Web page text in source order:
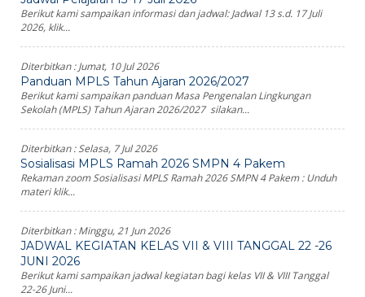
Berikut kami sampaikan informasi dan jadwal: Jadwal 13 s.d. 17 Juli
2026, klik...
Diterbitkan :Jumat, 10 Jul 2026
Panduan MPLS Tahun Ajaran 2026/2027
Berikut kami sampaikan panduan Masa Pengenalan Lingkungan
Sekolah (MPLS) Tahun Ajaran 2026/2027 silakan...
Diterbitkan :Selasa, 7 Jul 2026
Sosialisasi MPLS Ramah 2026 SMPN 4 Pakem
Rekaman zoom Sosialisasi MPLS Ramah 2026 SMPN 4 Pakem : Unduh
materi klik...
Diterbitkan :Minggu, 21 Jun 2026
JADWAL KEGIATAN KELAS VII & VIII TANGGAL 22 -26
JUNI 2026
Berikut kami sampaikan jadwal kegiatan bagi kelas VII & VIII Tanggal
22-26 Juni...